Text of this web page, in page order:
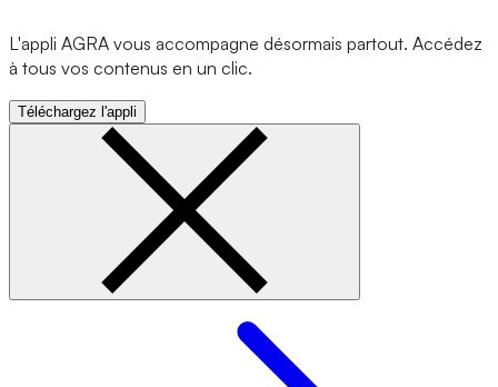
L'appli AGRA vous accompagne désormais partout. Accédez
à tous vos contenus en un clic.
Téléchargez l'appli